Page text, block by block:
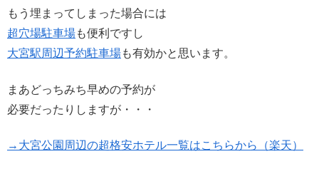
もう埋まってしまった場合には
超穴場駐車場も便利ですし
大宮駅周辺予約駐車場も有効かと思います。
まあどっちみち早めの予約が
必要だったりしますが・・・
→大宮公園周辺の超格安ホテル一覧はこちらから（楽天）